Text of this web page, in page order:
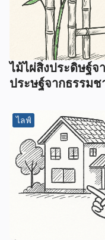
ไม้ไผ่สิ่งประดิษฐ์
ประษฐ์จากธรรมช
ไลฟ์